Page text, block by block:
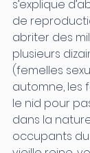
s’explique
de
abriter des
plusieurs
(femelles
automne, les
le nid pour
dans la
occupants